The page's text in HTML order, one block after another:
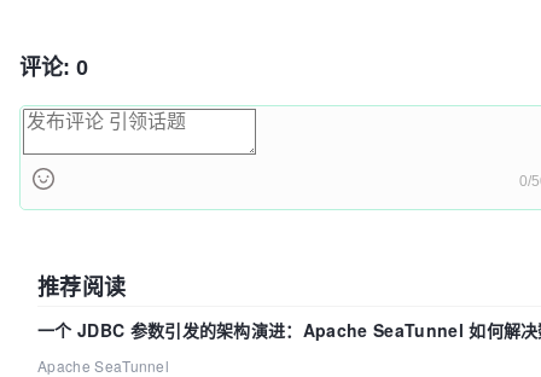
评论: 0
0/
推荐阅读
一个 JDBC 参数引发的架构演进：Apache SeaTunnel 如何解
中的“定时 Flush”难题
Apache SeaTunnel